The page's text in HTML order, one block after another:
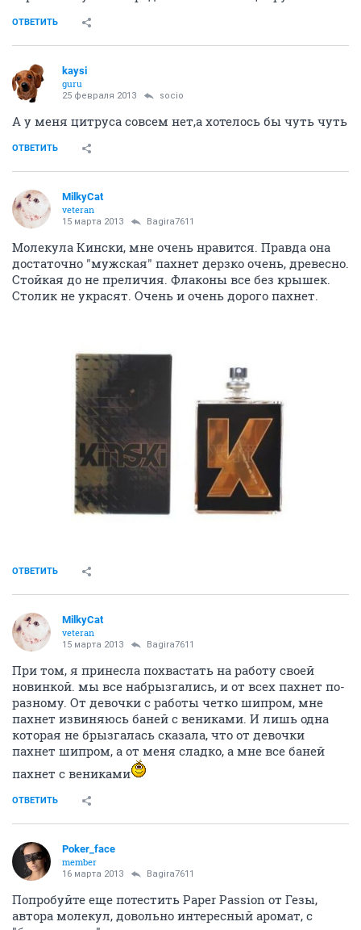
ОТВЕТИТЬ
kaysi
guru
25 февраля 2013 socio
А у меня цитруса совсем нет,а хотелось бы чуть чуть
ОТВЕТИТЬ
MilkyCat
veteran
15 марта 2013 Bagira7611
Молекула Кински, мне очень нравится. Правда она
достаточно "мужская" пахнет дерзко очень, древесно.
Стойкая до не преличия. Флаконы все без крышек.
Столик не украсят. Очень и очень дорого пахнет.
ОТВЕТИТЬ
MilkyCat
veteran
15 марта 2013 Bagira7611
При том, я принесла похвастать на работу своей
новинкой. мы все набрызгались, и от всех пахнет по-
разному. От девочки с работы четко шипром, мне
пахнет извиняюсь баней с вениками. И лишь одна
которая не брызгалась сказала, что от девочки
пахнет шипром, а от меня сладко, а мне все баней
пахнет с вениками
ОТВЕТИТЬ
Poker_face
member
16 марта 2013 Bagira7611
Попробуйте еще потестить Paper Passion от Гезы,
автора молекул, довольно интересный аромат, с